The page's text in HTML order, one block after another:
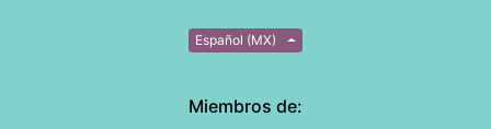
Español (MX)
Miembros de: